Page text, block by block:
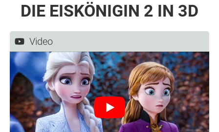
DIE EISKÖNIGIN 2 IN 3D
Video